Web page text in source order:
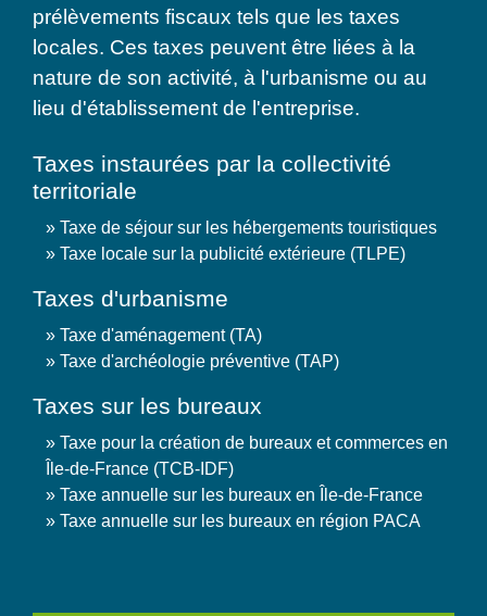
prélèvements fiscaux tels que les taxes
locales. Ces taxes peuvent être liées à la
nature de son activité, à l'urbanisme ou au
lieu d'établissement de l'entreprise.
Taxes instaurées par la collectivité
territoriale
Taxe de séjour sur les hébergements touristiques
Taxe locale sur la publicité extérieure (TLPE)
Taxes d'urbanisme
Taxe d'aménagement (TA)
Taxe d'archéologie préventive (TAP)
Taxes sur les bureaux
Taxe pour la création de bureaux et commerces en
Île-de-France (TCB-IDF)
Taxe annuelle sur les bureaux en Île-de-France
Taxe annuelle sur les bureaux en région PACA